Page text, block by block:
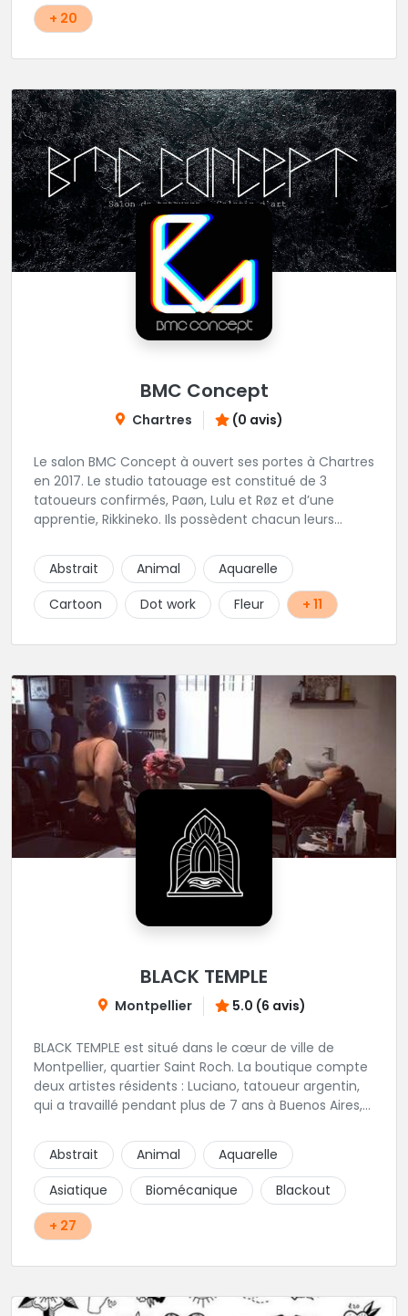
+ 20
BMC Concept
Chartres (0 avis)
Le salon BMC Concept à ouvert ses portes à Chartres
en 2017. Le studio tatouage est constitué de 3
tatoueurs confirmés, Paøn, Lulu et Røz et d’une
apprentie, Rikkineko. Ils possèdent chacun leurs
souhaitant se faire tatouer de pouvoir construire un
projet entièrement personnalisé. Une pierceuse est
présente en Guest environ une semaine par mois au
salon.
Abstrait Animal
Aquarelle
Cartoon
Dot work Fleur + 11
BLACK TEMPLE
Montpellier 5.0 (6 avis)
BLACK TEMPLE est situé dans le cœur de ville de
Montpellier, quartier Saint Roch. La boutique compte
deux artistes résidents : Luciano, tatoueur argentin,
qui a travaillé pendant plus de 7 ans à Buenos Aires,
qui a travaillé dans plusieurs boutiques de la ville
avant de rejoindre notre équipe. La boutique
accueille plusieurs artistes tatoueurs en tant que
guests tout au long de l'année afin de proposer
d'autres styles.
Abstrait Animal
Aquarelle
Asiatique
Biomécanique
Blackout
+ 27